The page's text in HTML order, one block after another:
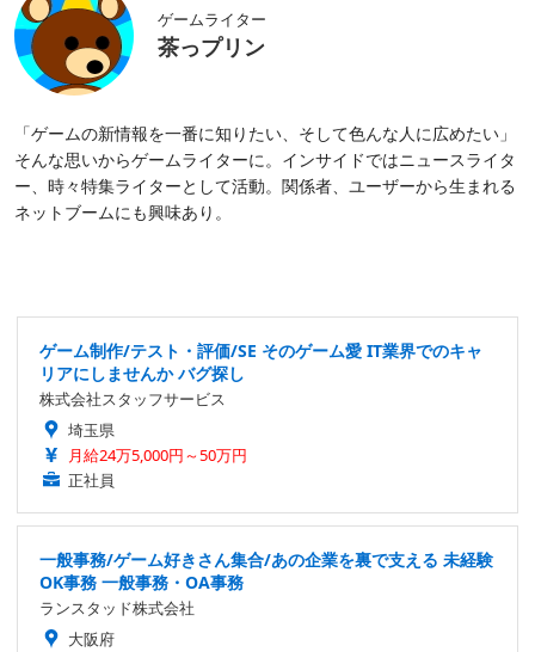
ゲームライター
茶っプリン
「ゲームの新情報を一番に知りたい、そして色んな人に広めたい」
そんな思いからゲームライターに。インサイドではニュースライタ
ー、時々特集ライターとして活動。関係者、ユーザーから生まれる
ネットブームにも興味あり。
ゲーム制作/テスト・評価/SE そのゲーム愛 IT業界でのキャ
リアにしませんか バグ探し
株式会社スタッフサービス
埼玉県
月給24万5,000円～50万円
正社員
一般事務/ゲーム好きさん集合/あの企業を裏で支える 未経験
OK事務 一般事務・OA事務
ランスタッド株式会社
大阪府